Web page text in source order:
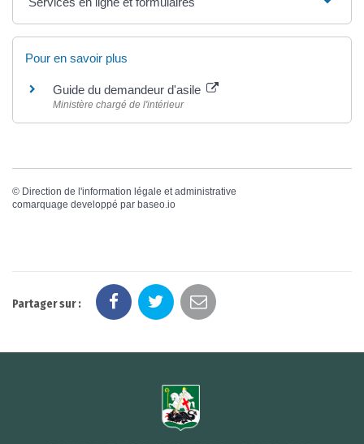
Pour en savoir plus
Guide du demandeur d'asile
Ministère chargé de l'intérieur
© Direction de l'information légale et administrative
comarquage developpé par baseo.io
Partager sur :